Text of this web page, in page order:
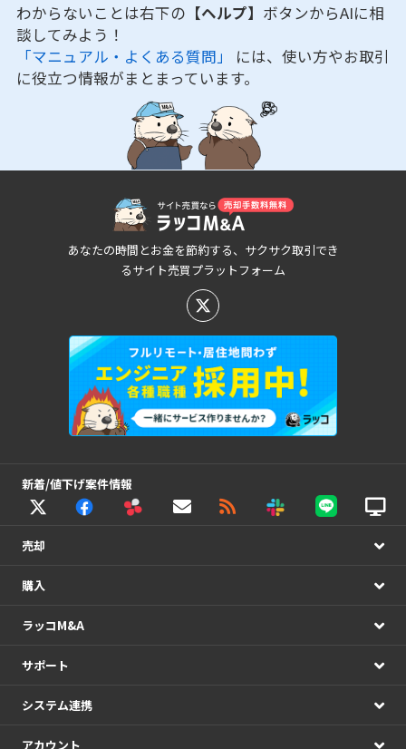
わからないことは右下の 【ヘルプ】 ボタンからAIに相
談してみよう！
「マニュアル・よくある質問」 には、使い方やお取引
に役立つ情報がまとまっています。
あなたの時間とお金を節約する、サクサク取引でき
るサイト売買プラットフォーム
新着/値下げ案件情報
売却
購入
ラッコM&A
サポート
システム連携
アカウント